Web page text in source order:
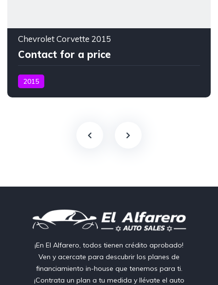
Chevrolet Corvette 2015
Contact for a price
2015
¡En El Alfarero, todos tienen crédito aprobado!
Ven y acercate para descubrir los planes de
financiamiento in-house que tenemos para ti.
¡Contrata un plan a tu medida y llévate el auto